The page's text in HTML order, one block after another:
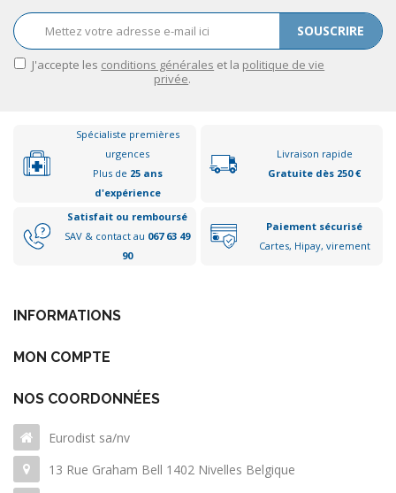
SOUSCRIRE
J'accepte les conditions générales et la politique de vie
privée.
Spécialiste premières
urgences
Plus de 25 ans
d'expérience
Livraison rapide
Gratuite dès 250 €
Satisfait ou remboursé
SAV & contact au 067 63 49
90
Paiement sécurisé
Cartes, Hipay, virement
INFORMATIONS
MON COMPTE
NOS COORDONNÉES
Eurodist sa/nv
13 Rue Graham Bell 1402 Nivelles Belgique